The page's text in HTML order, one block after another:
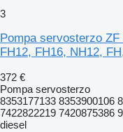
3
Pompa servosterzo
FH12, FH16, NH12,
372 €
Pompa servosterzo
8353177133 8353900106
7422822219 7420875386
diesel